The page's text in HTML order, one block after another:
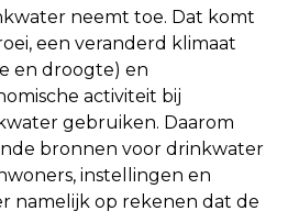
neemt toe. Dat komt
een veranderd klimaat
en droogte) en
activiteit bij
gebruiken. Daarom
bronnen voor drinkwater
instellingen en
namelijk op rekenen dat de